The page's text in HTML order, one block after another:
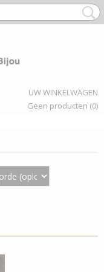
UW WINKELWAGEN
Geen producten (0)